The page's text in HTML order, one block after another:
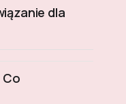
dla
Co